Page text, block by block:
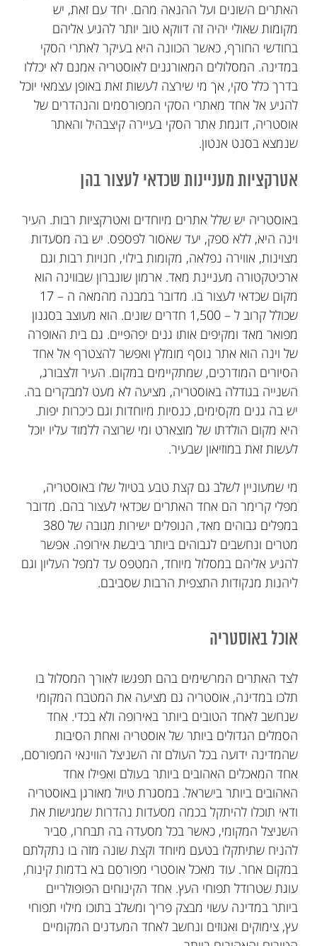
האתרים השונים ועל ההנאה מהם. יחד עם זאת, יש
מקומות שאולי יהיה זה דווקא טוב יותר להגיע אליהם
בחודשי החורף, כאשר הכוונה היא בעיקר לאתרי הסקי
במדינה. המסלולים המאורגנים לאוסטריה אמנם לא יכללו
בדרך כלל סקי, אך מי שירצה לעשות זאת באופן עצמאי יוכל
להגיע אל אחד מאתרי הסקי המפורסמים והנהדרים של
אוסטריה, דוגמת אתר הסקי בעיירה קיצבהיל והאתר
שנמצא בסנט אנטון.
אטרקציות מעניינות שכדאי לעצור בהן
באוסטריה יש שלל אתרים מיוחדים ואטרקציות רבות. העיר
וינה היא, ללא ספק, יעד שאסור לפספס. יש בה מסעדות
מצוינות, אווירה נפלאה, מקומות בילוי, חנויות רבות וגם
ארכיטקטורה מעניינת מאד. ארמון שונברון שבווינה הוא
מקום שכדאי לעצור בו. מדובר במבנה מהמאה ה – 17
שכולל קרוב ל – 1,500 חדרים שונים. הוא מעוצב בסגנון
מפואר מאד ומקיפים אותו גנים יפהפיים. גם בית האופרה
של וינה הוא אתר נוסף מומלץ ואפשר להצטרף אל אחד
הסיורים המודרכים, שמתקיימים במקום. העיר זלצבורג,
השנייה בגודלה באוסטריה, מציעה לא מעט למבקרים בה.
יש בה גנים מקסימים, כנסיות מיוחדות וגם כיכרות יפות.
היא מקום הולדתו של מוצארט ומי שרוצה ללמוד עליו יוכל
לעשות זאת במוזיאון שבעיר.
מי שמעוניין לשלב גם קצת טבע בטיול שלו באוסטריה,
מפלי קרימר הם אחד האתרים שכדאי לעצור בהם. מדובר
במפלים גבוהים מאד, הנופלים ישירות מגובה של 380
מטרים ונחשבים לגבוהים ביותר ביבשת אירופה. אפשר
להגיע אליהם במסלול מיוחד, המטפס עד למפל העליון וגם
ליהנות מנקודות התצפית הרבות שסביבם.
אוכל באוסטריה
לצד האתרים המרשימים בהם תפגשו לאורך המסלול בו
תלכו במדינה, אוסטריה גם מציעה את המטבח המקומי
שנחשב לאחד הטובים ביותר באירופה ולא בכדי. אחד
הסמלים הגדולים ביותר של אוסטריה ואחת הסיבות
שהמדינה ידועה בכל העולם זה השניצל הווינאי המפורסם,
אחד המאכלים האהובים ביותר בעולם ואפילו אחד
האהובים ביותר בישראל. במסגרת טיול מאורגן באוסטריה
ודאי תוכלו להיתקל בכמה מסעדות נהדרות שמגישות את
השניצל המקומי, כאשר בכל מסעדה בה תבחרו, סביר
להניח שתיתקלו בטעם מיוחד וקצת שונה מזה בו נתקלתם
במקום אחר. עוד מאכל אוסטרי מפורסם בא בדמות קינוח,
עוגת שטרודל תפוחי העץ. אחד הקינוחים הפופולריים
ביותר במדינה עשוי מבצק פריך ומשלב בתוכו מילוי תפוחי
עץ, צימוקים ואגוזים ונחשב לאחד המעדנים המקומיים